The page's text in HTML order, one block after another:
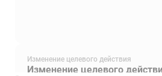
Изменение целевого действия
Изменение целевого